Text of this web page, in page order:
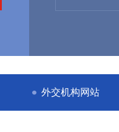
外交机构网站